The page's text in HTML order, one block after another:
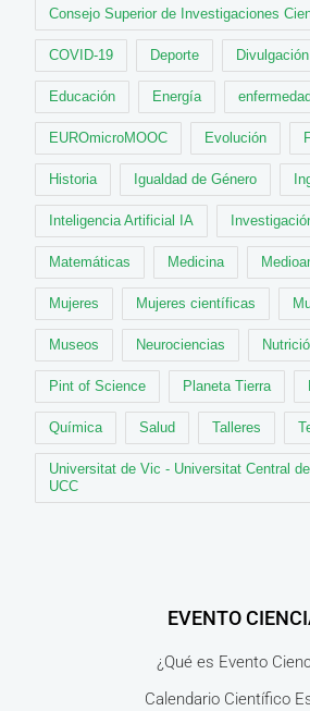
Consejo Superior de Investigaciones
COVID-19 Deporte
Educación Energía
EUROmicroMOOC Evolución
Historia Igualdad de Género
Inteligencia Artificial IA
Matemáticas Medicina
Mujeres Mujeres científicas
Museos Neurociencias
Pint of Science Planeta Tierra
Química Salud Talleres
Universitat de Vic - Universitat Central
UCC
EVENTO
¿Qué es Evento
Calendario Científico